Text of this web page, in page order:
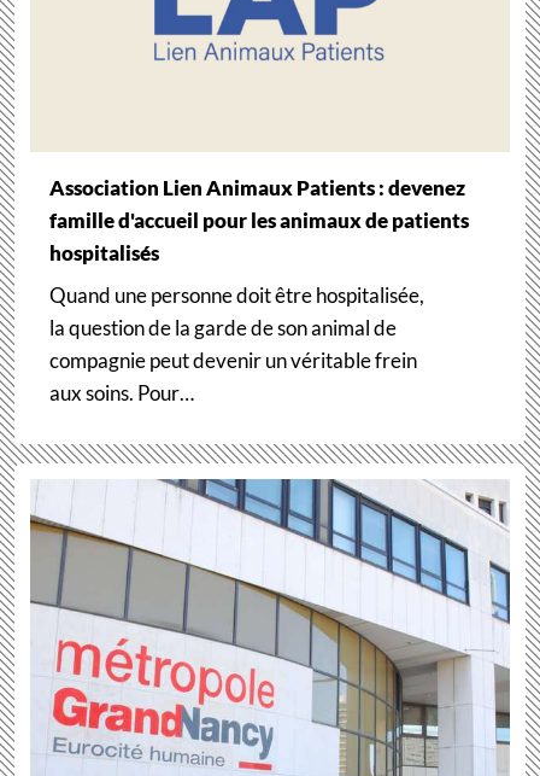
Association Lien Animaux Patients : devenez
famille d'accueil pour les animaux de patients
hospitalisés
Quand une personne doit être hospitalisée,
la question de la garde de son animal de
compagnie peut devenir un véritable frein
aux soins. Pour…